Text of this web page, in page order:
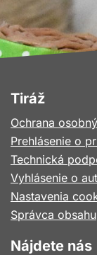
Tiráž
Ochrana
Prehlásenie o
Technická
Vyhlásenie o
Nastavenia
Správca obsahu
Nájdete nás